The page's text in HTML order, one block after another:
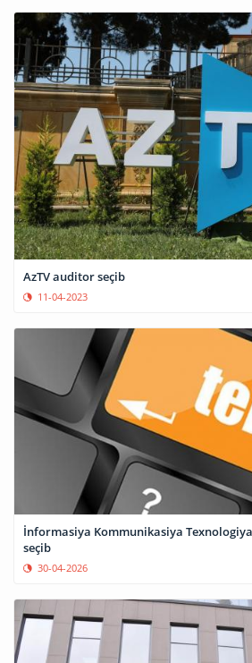
AzTV auditor seçib
11-04-2023
İnformasiya Kommunikasiya
seçib
30-04-2026